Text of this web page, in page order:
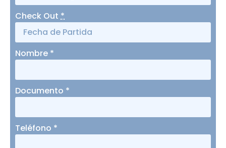
Check Out *
Nombre *
Documento *
Teléfono *